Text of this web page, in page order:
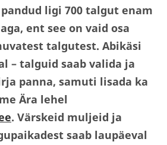
ligi 700 talgut enam
ent see on vaid osa
talgutest. Abikäsi
– talguid saab valida ja
panna, samuti lisada ka
Ära lehel
. Värskeid muljeid ja
saab laupäeval